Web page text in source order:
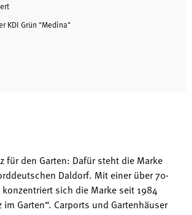
KDI Grün "Medina"
für den Garten: Dafür steht die Marke
Daldorf. Mit einer über 70-
sich die Marke seit 1984
Garten“. Carports und Gartenhäuser